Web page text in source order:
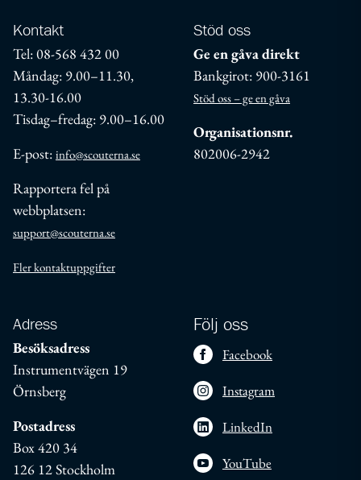
Kontakt
Tel: 08-568 432 00
Måndag: 9.00–11.30,
13.30-16.00
Tisdag–fredag: 9.00–16.00
E-post: info@scouterna.se
Rapportera fel på
webbplatsen:
support@scouterna.se
Fler kontaktuppgifter
Stöd oss
Ge en gåva direkt
Bankgirot: 900-3161
Stöd oss – ge en gåva
Organisationsnr.
802006-2942
Adress
Besöksadress
Instrumentvägen 19
Örnsberg
Postadress
Box 420 34
126 12 Stockholm
Följ oss
Facebook
Instagram
LinkedIn
YouTube